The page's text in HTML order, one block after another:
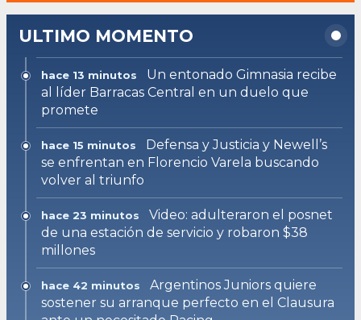
ULTIMO MOMENTO
hace 13 minutos
Un entonado Gimnasia recibe
al líder Barracas Central en un duelo que
promete
hace 15 minutos
Defensa y Justicia y Newell’s
se enfrentan en Florencio Varela buscando
volver al triunfo
hace 23 minutos
Video: adulteraron el posnet
de una estación de servicio y robaron $38
millones
hace 42 minutos
Argentinos Juniors quiere
sostener su arranque perfecto en el Clausura